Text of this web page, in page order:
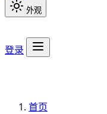
外观
登录
首页